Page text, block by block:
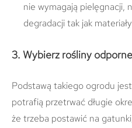
nie wymagają pielęgnacji,
degradacji tak jak
3. Wybierz rośliny
Podstawą takiego ogrodu
potrafią przetrwać długie
że trzeba postawić na